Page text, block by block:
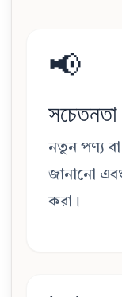
📢
সচেতনতা
নতুন পণ্য বা
জানানো
করা।